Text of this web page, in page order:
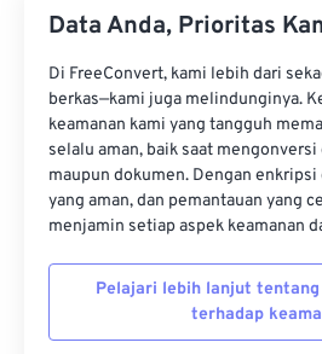
Data Anda, Prioritas
Di FreeConvert, kami lebih dari
berkas—kami juga melindunginya.
keamanan kami yang tangguh
selalu aman, baik saat mengonversi
maupun dokumen. Dengan
yang aman, dan pemantauan yang
menjamin setiap aspek keamanan
Pelajari lebih lanjut
terhadap